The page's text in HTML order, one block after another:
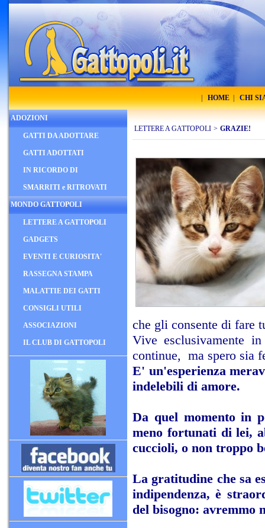
HOME CHI
ADOZIONI
GATTI DA ADOTTARE
GATTI ADOTTATI
IN RICORDO DI
SMARRITI e RITROVATI
MONDO GATTOPOLI
LETTERE A GATTOPOLI
GADGETS
EVENTI E CURIOSITA'
RASSEGNA STAMPA
MALATTIE DEI GATTI
CONSIGLI UTILI
ASSOCIAZIONI
IL CLUB DI GATTOPOLI
LETTERE A GATTOPOLI > GRAZIE!
che gli consente di fare
Vive esclusivamente
continue, ma spero sia
E' un'esperienza
indelebili di amore.
Da quel momento in
meno fortunati di lei,
cuccioli, o non troppo
La gratitudine che sa
indipendenza, è
del bisogno: avremmo